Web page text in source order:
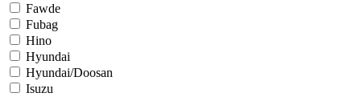
Fawde
Fubag
Hino
Hyundai
Hyundai/Doosan
Isuzu